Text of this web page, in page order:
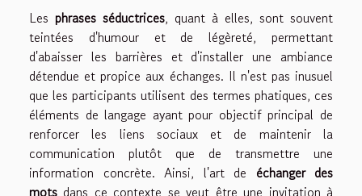
Les phrases séductrices, quant à elles, sont souvent
teintées d'humour et de légèreté, permettant
d'abaisser les barrières et d'installer une ambiance
détendue et propice aux échanges. Il n'est pas inusuel
que les participants utilisent des termes phatiques, ces
éléments de langage ayant pour objectif principal de
renforcer les liens sociaux et de maintenir la
communication plutôt que de transmettre une
information concrète. Ainsi, l'art de échanger des